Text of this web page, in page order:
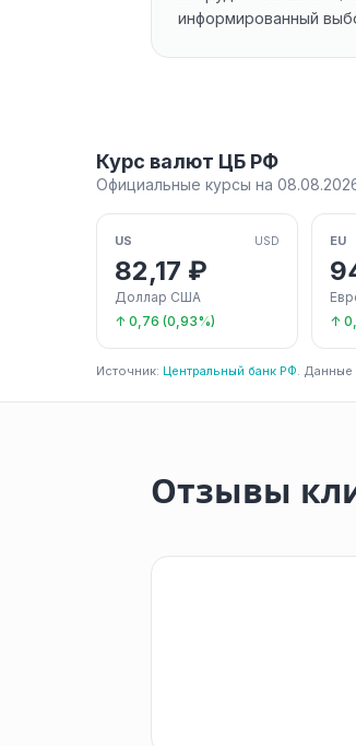
информированный
Курс валют ЦБ РФ
Официальные курсы на
US USD
82,17 ₽
Доллар США
↑ 0,76 (0,93%)
EU
↑
Источник: Центральный банк РФ. Данные
Отзывы